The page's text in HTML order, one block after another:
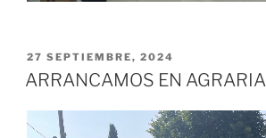
PUBLICADO
EL
27 SEPTIEMBRE, 2024
ARRANCAMOS EN AGRARIA